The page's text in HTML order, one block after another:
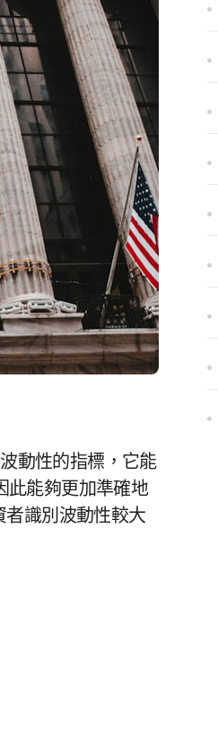
動性的指標，它能
此能夠更加準確地
者識別波動性較大